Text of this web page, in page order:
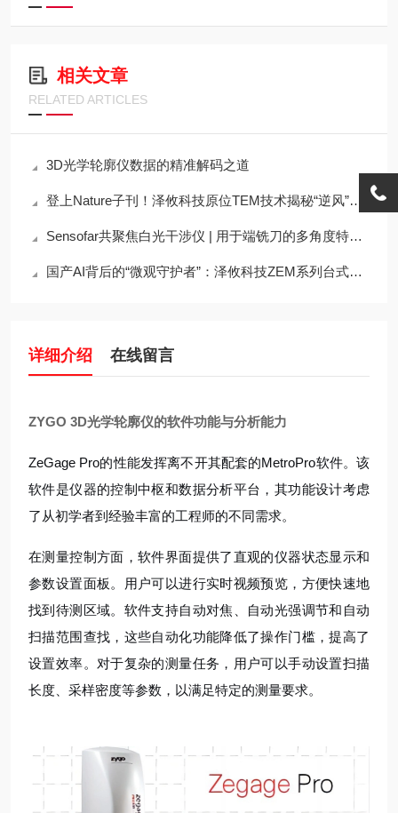
相关文章
RELATED ARTICLES
3D光学轮廓仪数据的精准解码之道
登上Nature子刊！泽攸科技原位TEM技术揭秘“逆风”原子迁移奇观
Sensofar共聚焦白光干涉仪 | 用于端铣刀的多角度特性描述
国产AI背后的“微观守护者”：泽攸科技ZEM系列台式扫描电镜
详细介绍 在线留言
ZYGO 3D光学轮廓仪的软件功能与分析能力
ZeGage Pro的性能发挥离不开其配套的MetroPro软件。该
软件是仪器的控制中枢和数据分析平台，其功能设计考虑
了从初学者到经验丰富的工程师的不同需求。
在测量控制方面，软件界面提供了直观的仪器状态显示和
参数设置面板。用户可以进行实时视频预览，方便快速地
找到待测区域。软件支持自动对焦、自动光强调节和自动
扫描范围查找，这些自动化功能降低了操作门槛，提高了
设置效率。对于复杂的测量任务，用户可以手动设置扫描
长度、采样密度等参数，以满足特定的测量要求。